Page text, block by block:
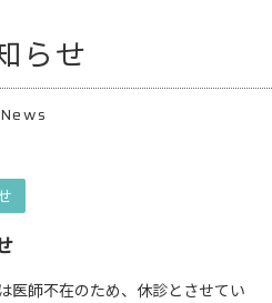
らせ
News
医師不在のため、休診とさせてい